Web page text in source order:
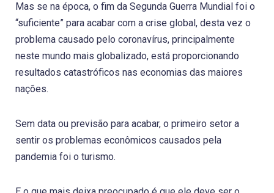
Mas se na época, o fim da Segunda Guerra Mundial foi o
“suficiente” para acabar com a crise global, desta vez o
problema causado pelo coronavírus, principalmente
neste mundo mais globalizado, está proporcionando
resultados catastróficos nas economias das maiores
nações.
Sem data ou previsão para acabar, o primeiro setor a
sentir os problemas econômicos causados pela
pandemia foi o turismo.